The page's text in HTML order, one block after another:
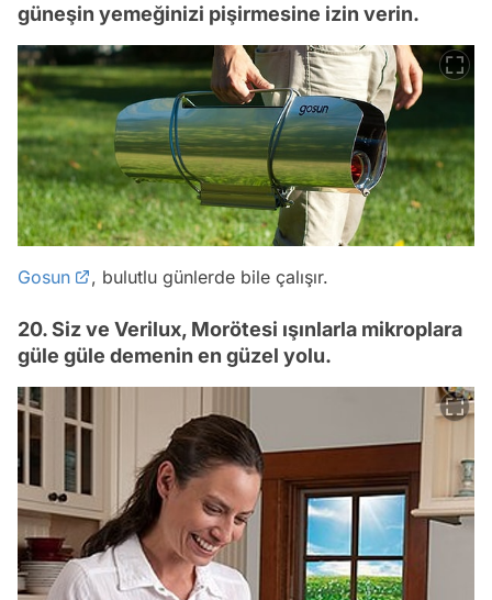
güneşin yemeğinizi pişirmesine izin verin.
Gosun , bulutlu günlerde bile çalışır.
20. Siz ve Verilux, Morötesi ışınlarla mikroplara
güle güle demenin en güzel yolu.